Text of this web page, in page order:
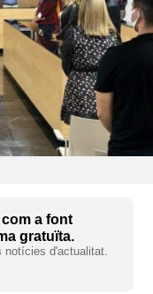
com a font
gratuïta.
notícies d'actualitat.